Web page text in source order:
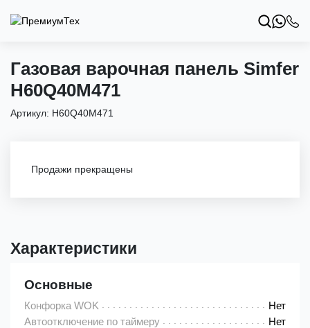
Газовая варочная панель Simfer
H60Q40M471
Артикул: H60Q40M471
Продажи прекращены
Характеристики
Основные
Конфорка WOK
Нет
Автоотключение по таймеру
Нет